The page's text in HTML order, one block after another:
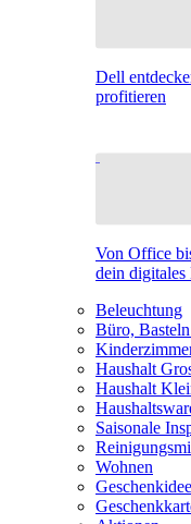
Dell
profitieren
Von Office
dein digitales
Beleuchtung
Büro,
Haushalt
Haushalt
Saisonale
Wohnen
Geschenkidee